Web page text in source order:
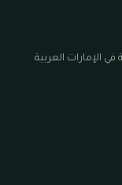
الإمارات العربية